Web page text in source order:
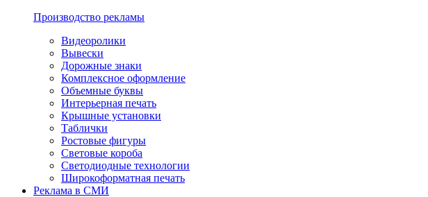
Производство рекламы
Видеоролики
Вывески
Дорожные знаки
Комплексное оформление
Объемные буквы
Интерьерная печать
Крышные установки
Таблички
Ростовые фигуры
Световые короба
Светодиодные технологии
Широкоформатная печать
Реклама в СМИ